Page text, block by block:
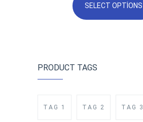
SELECT OPTIONS
PRODUCT TAGS
TAG 1 TAG 2 TAG 3